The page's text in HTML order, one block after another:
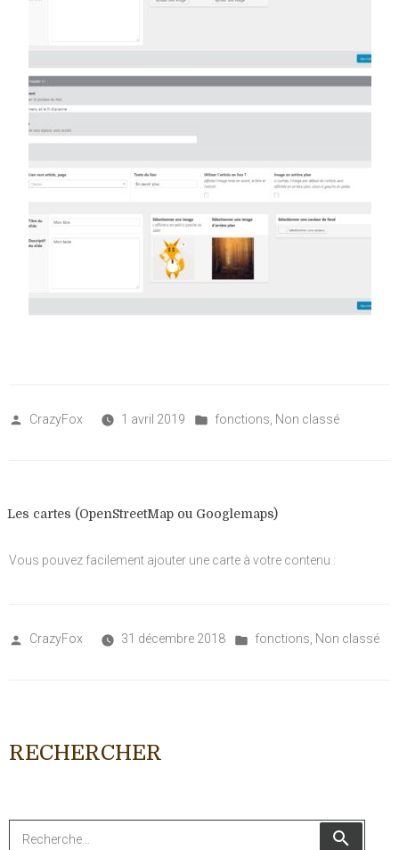
Posted
CrazyFox 1 avril 2019
Posted
fonctions Non classé
Les cartes (OpenStreetMap ou Googlemaps)
Vous pouvez facilement ajouter une carte à votre contenu :
Posted
CrazyFox 31 décembre 2018
Posted
fonctions, Non classé
RECHERCHER
Recherche
pour